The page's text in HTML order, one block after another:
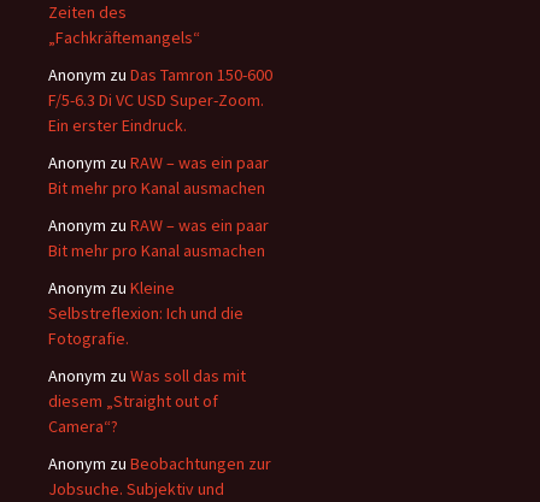
Zeiten des
„Fachkräftemangels“
Anonym zu Das Tamron 150-600
F/5-6.3 Di VC USD Super-Zoom.
Ein erster Eindruck.
Anonym zu RAW – was ein paar
Bit mehr pro Kanal ausmachen
Anonym zu RAW – was ein paar
Bit mehr pro Kanal ausmachen
Anonym zu Kleine
Selbstreflexion: Ich und die
Fotografie.
Anonym zu Was soll das mit
diesem „Straight out of
Camera“?
Anonym zu Beobachtungen zur
Jobsuche. Subjektiv und